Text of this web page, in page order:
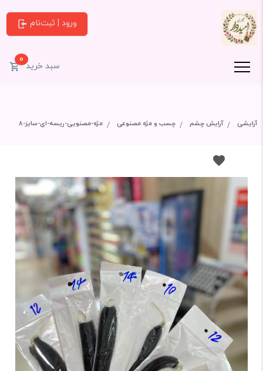
ورود | ثبت‌نام
سبد خرید0
آرایشی آرایش چشم چسب و مژه مصنوعی مژه-مصنویی-ریسه-ای-سایز-8